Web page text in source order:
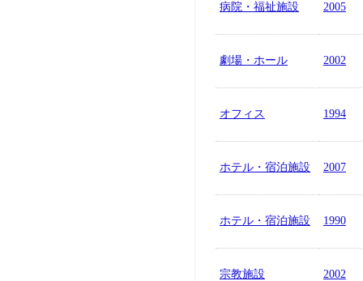
病院・福祉施設 2005
劇場・ホール 2002
オフィス 1994
ホテル・宿泊施設 2007
ホテル・宿泊施設 1990
宗教施設 2002